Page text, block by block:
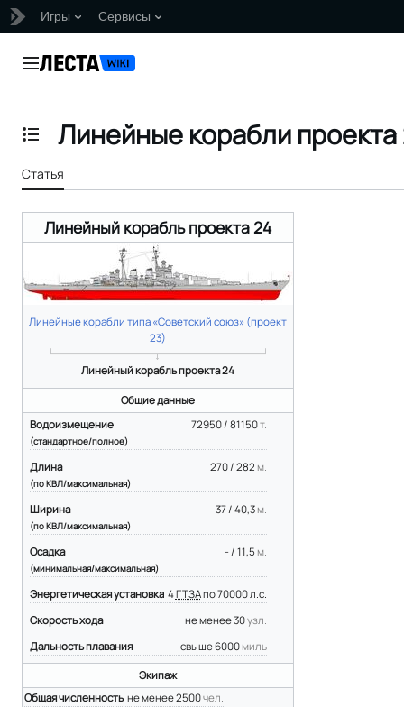
Игры Сервисы
Главное меню
Отобразить/Скрыть содержание
Линейные корабли проекта
Статья
Линейный корабль проекта 24
Линейные корабли типа «Советский союз» (проект
23)
Линейный корабль проекта 24
Общие данные
72950 / 81150т.
Водоизмещение
(стандартное/полное)
270 / 282 м.
Длина
(по КВЛ/максимальная)
37 / 40,3 м.
Ширина
(по КВЛ/максимальная)
- / 11,5 м.
Осадка
(минимальная/максимальная)
4ГТЗАпо 70000 л.с.
Энергетическая установка
не менее 30узл.
Скорость хода
свыше 6000 миль
Дальность плавания
Экипаж
не менее 2500чел.
Общая численность